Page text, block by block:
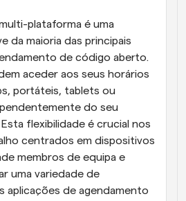
plataforma é uma
da maioria das principais
de código aberto.
aceder aos seus horários
portáteis, tablets ou
do seu
flexibilidade é crucial nos
centrados em dispositivos
membros de equipa e
uma variedade de
aplicações de agendamento